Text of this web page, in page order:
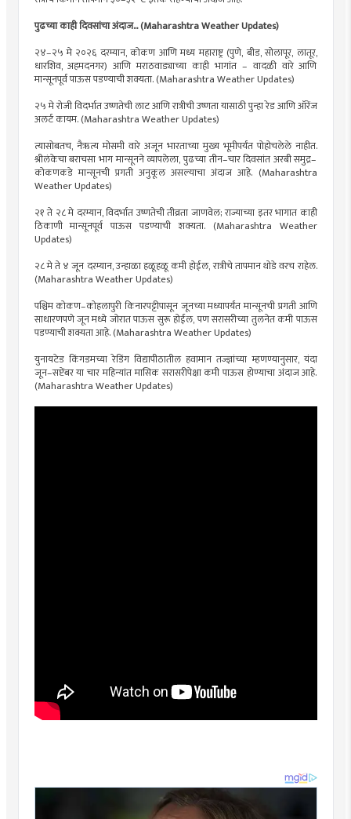
पुढच्या काही दिवसांचा अंदाज... (Maharashtra Weather Updates)
२४–२५ मे २०२६ दरम्यान, कोकण आणि मध्य महाराष्ट्र (पुणे, बीड, सोलापूर, लातूर,
धारशिव, अहमदनगर) आणि मराठवाड्याच्या काही भागांत – वादळी वारे आणि
मान्सूनपूर्व पाऊस पडण्याची शक्यता. (Maharashtra Weather Updates)
२५ मे रोजी विदर्भात उष्णतेची लाट आणि रात्रीची उष्णता यासाठी पुन्हा रेड आणि ऑरेंज
अलर्ट कायम. (Maharashtra Weather Updates)
त्यासोबतच, नैऋत्य मोसमी वारे अजून भारताच्या मुख्य भूमीपर्यंत पोहोचलेले नाहीत.
श्रीलंकेचा बराचसा भाग मान्सूनने व्यापलेला, पुढच्या तीन–चार दिवसांत अरबी समुद्र–
कोकणकडे मान्सूनची प्रगती अनुकूल असल्याचा अंदाज आहे. (Maharashtra
Weather Updates)
२१ ते २८ मे दरम्यान, विदर्भात उष्णतेची तीव्रता जाणवेल; राज्याच्या इतर भागात काही
ठिकाणी मान्सूनपूर्व पाऊस पडण्याची शक्यता. (Maharashtra Weather
Updates)
२८ मे ते ४ जून दरम्यान, उन्हाळा हळूहळू कमी होईल, रात्रीचे तापमान थोडे वरच राहेल.
(Maharashtra Weather Updates)
पश्चिम कोकण–कोहलापुरी किनारपट्टीपासून जूनच्या मध्यापर्यंत मान्सूनची प्रगती आणि
साधारणपणे जून मध्ये जोरात पाऊस सुरू होईल, पण सरासरीच्या तुलनेत कमी पाऊस
पडण्याची शक्यता आहे. (Maharashtra Weather Updates)
युनायटेड किंगडमच्या रेडिंग विद्यापीठातील हवामान तज्ज्ञांच्या म्हणण्यानुसार, यंदा
जून–सप्टेंबर या चार महिन्यांत मासिक सरासरीपेक्षा कमी पाऊस होण्याचा अंदाज आहे.
(Maharashtra Weather Updates)